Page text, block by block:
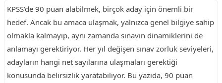
KPSS'de 90 puan alabilmek, birçok aday için önemli bir
hedef. Ancak bu amaca ulaşmak, yalnızca genel bilgiye sahip
olmakla kalmayıp, aynı zamanda sınavın dinamiklerini de
anlamayı gerektiriyor. Her yıl değişen sınav zorluk seviyeleri,
adayların hangi net sayılarına ulaşmaları gerektiği
konusunda belirsizlik yaratabiliyor. Bu yazıda, 90 puan